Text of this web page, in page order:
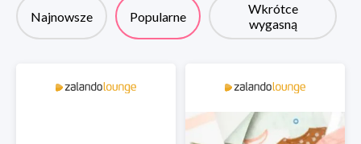
Najnowsze Popularne
Wkrótce
wygasną